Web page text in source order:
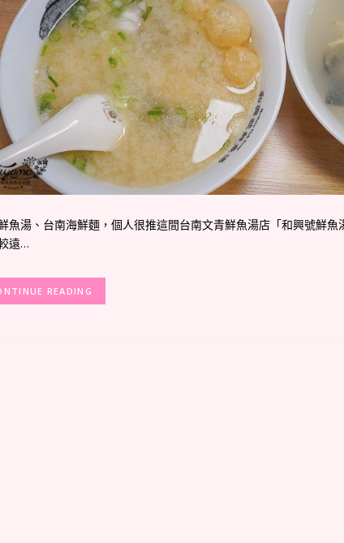
魚湯、台南海鮮麵，個人很推這間台南文青鮮魚湯店「和興號鮮
遠…
READING